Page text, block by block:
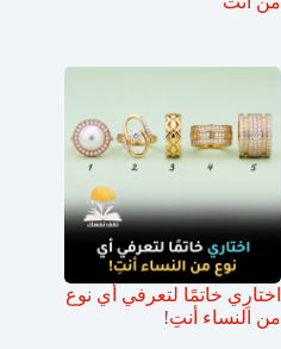
اختارِي خاتمًا لتعرفي أي نوع
من النساء أنتِ!